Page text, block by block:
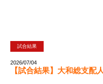
試合結果
2026/07/04
【試合結果】大和総支配人